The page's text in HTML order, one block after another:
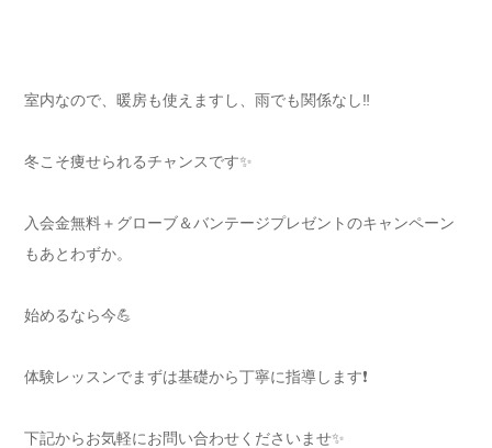
室内なので、暖房も使えますし、雨でも関係なし‼️
冬こそ痩せられるチャンスです✨
入会金無料＋グローブ＆バンテージプレゼントのキャンペーン
もあとわずか。
始めるなら今💪
体験レッスンでまずは基礎から丁寧に指導します❗️
下記からお気軽にお問い合わせくださいませ✨